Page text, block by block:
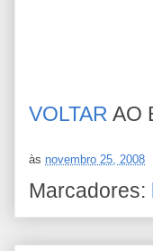
VOLTAR AO
às novembro 25, 2008
Marcadores: